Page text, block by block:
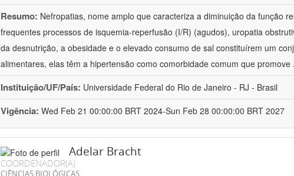
Resumo: Nefropatias, nome amplo que caracteriza a diminuição da função
frequentes processos de isquemia-reperfusão (I/R) (agudos), uropatia
da desnutrição, a obesidade e o elevado consumo de sal constituírem um
alimentares, elas têm a hipertensão como comorbidade comum que promove
Instituição/UF/País: Universidade Federal do Rio de Janeiro - RJ - Brasil
Vigência: Wed Feb 21 00:00:00 BRT 2024-Sun Feb 28 00:00:00 BRT 2027
Adelar Bracht
COORDENADOR(A)
CIÊNCIAS BIOLÓGICAS